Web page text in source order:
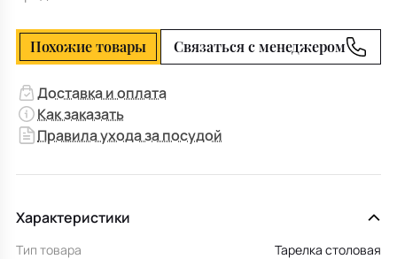
Похожие товары Связаться с менеджером
Доставка и оплата
Как заказать
Правила ухода за посудой
Характеристики
Тип товара
Тарелка столовая